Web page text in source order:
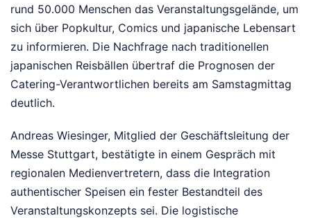
rund 50.000 Menschen das Veranstaltungsgelände, um
sich über Popkultur, Comics und japanische Lebensart
zu informieren. Die Nachfrage nach traditionellen
japanischen Reisbällen übertraf die Prognosen der
Catering-Verantwortlichen bereits am Samstagmittag
deutlich.
Andreas Wiesinger, Mitglied der Geschäftsleitung der
Messe Stuttgart, bestätigte in einem Gespräch mit
regionalen Medienvertretern, dass die Integration
authentischer Speisen ein fester Bestandteil des
Veranstaltungskonzepts sei. Die logistische